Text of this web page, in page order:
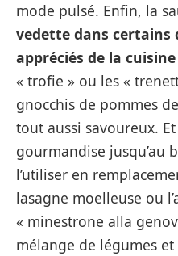
mode pulsé. Enfin, la
vedette dans certains
appréciés de la
« trofie » ou les «
gnocchis de pommes
tout aussi savoureux.
gourmandise jusqu’au
l’utiliser en
lasagne moelleuse ou
« minestrone alla
mélange de légumes